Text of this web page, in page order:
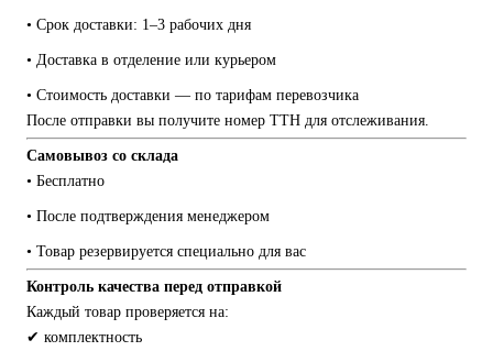
• Срок доставки: 1–3 рабочих дня
• Доставка в отделение или курьером
• Стоимость доставки — по тарифам перевозчика
После отправки вы получите номер ТТН для отслеживания.
Самовывоз со склада
• Бесплатно
• После подтверждения менеджером
• Товар резервируется специально для вас
Контроль качества перед отправкой
Каждый товар проверяется на:
✔ комплектность